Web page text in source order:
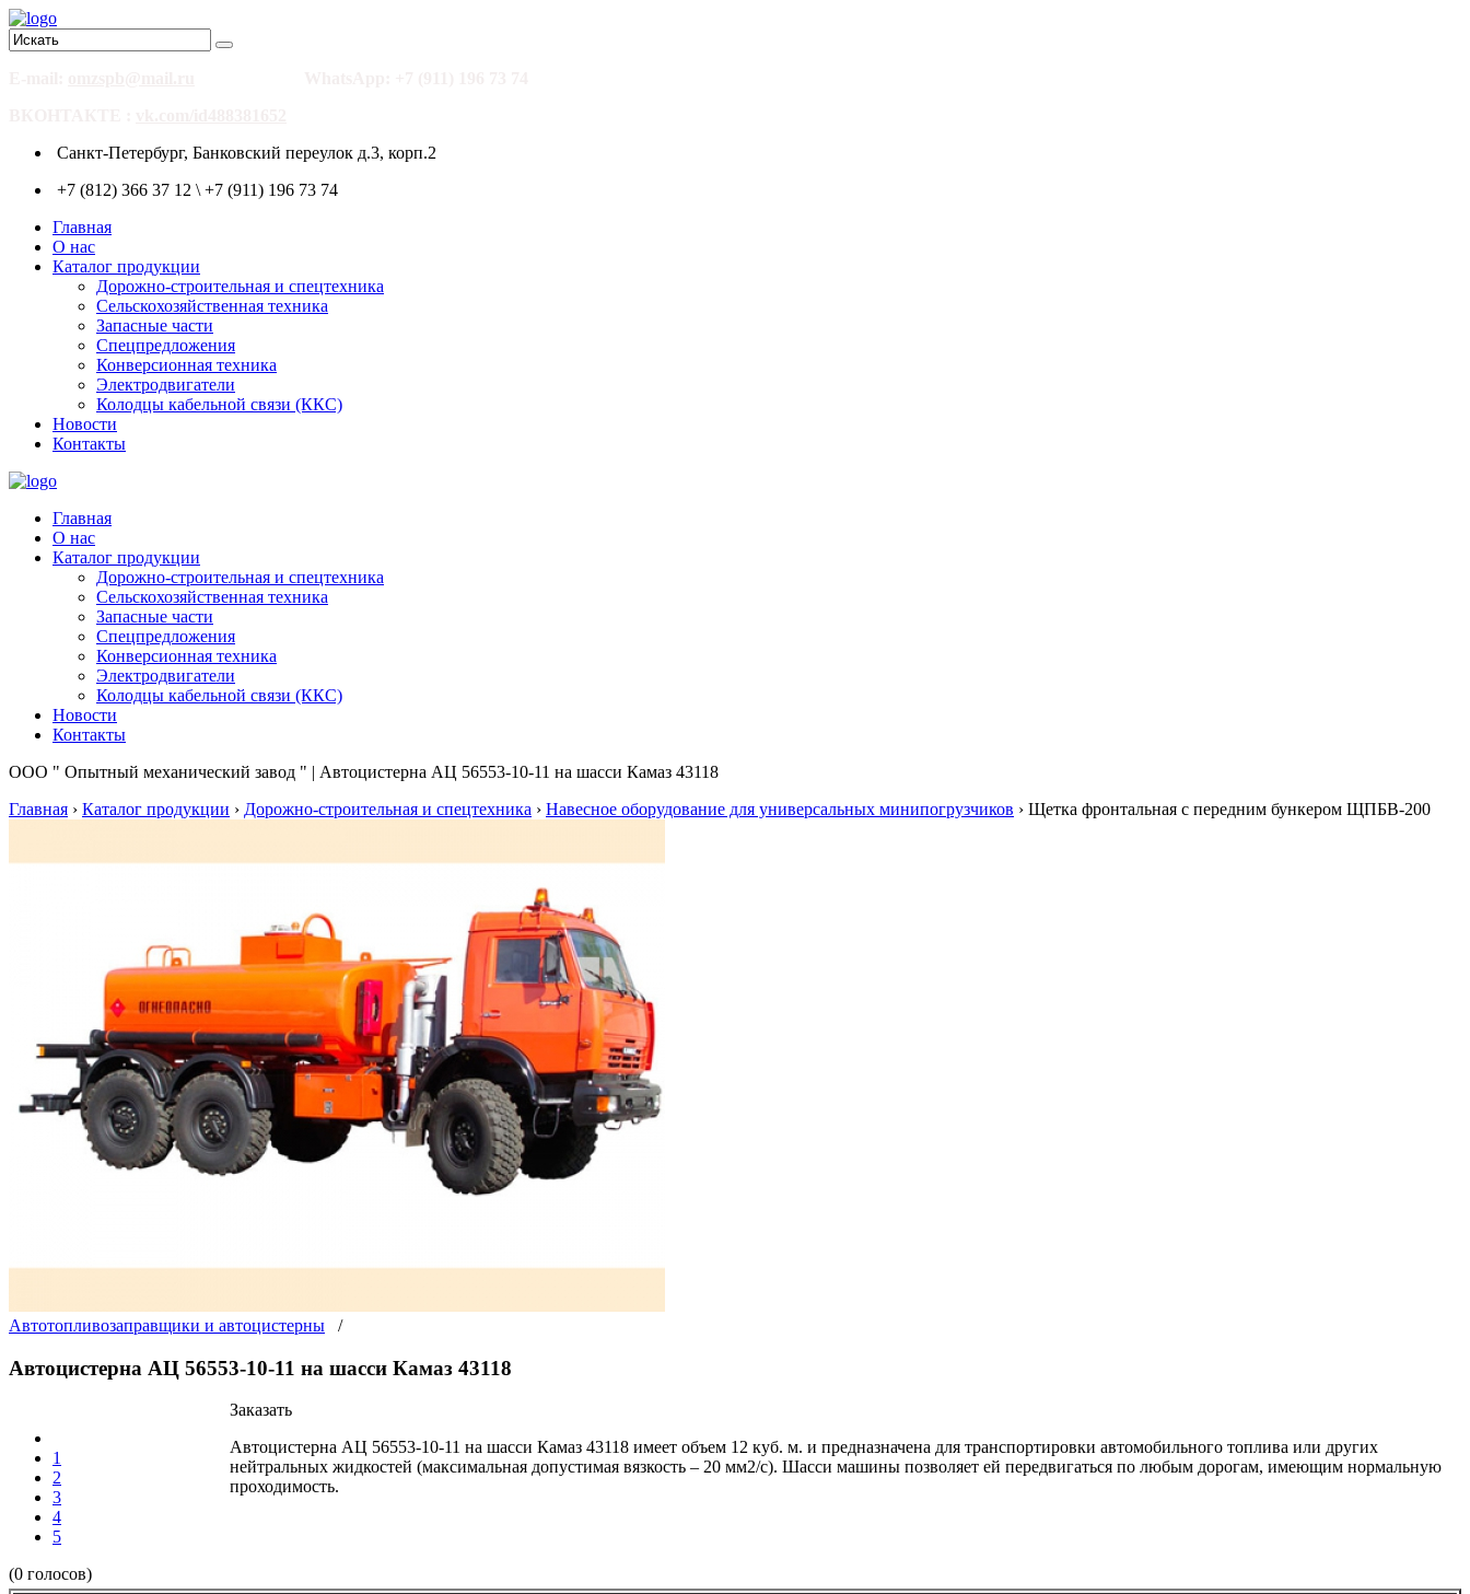
Санкт-Петербург, Банковский переулок д.3, корп.2
+7 (812) 366 37 12 \ +7 (911) 196 73 74
Главная
О нас
Каталог продукции
Дорожно-строительная и спецтехника
Сельскохозяйственная техника
Запасные части
Спецпредложения
Конверсионная техника
Электродвигатели
Колодцы кабельной связи (ККС)
Новости
Контакты
Главная
О нас
Каталог продукции
Дорожно-строительная и спецтехника
Сельскохозяйственная техника
Запасные части
Спецпредложения
Конверсионная техника
Электродвигатели
Колодцы кабельной связи (ККС)
Новости
Контакты
ООО " Опытный механический завод " | Автоцистерна АЦ 56553-10-11 на шасси Камаз 43118
Главная › Каталог продукции › Дорожно-строительная и спецтехника › Навесное оборудование для универсальных минипогрузчиков › Щетка фронтальная с передним бункером ЩПБВ-200
Автотопливозаправщики и автоцистерны /
Автоцистерна АЦ 56553-10-11 на шасси Камаз 43118
1
2
3
4
5
(0 голосов)
Заказать
Автоцистерна АЦ 56553-10-11 на шасси Камаз 43118 имеет объем 12 куб. м. и предназначена для транспортировки автомобильного топлива или других
нейтральных жидкостей (максимальная допустимая вязкость – 20 мм2/с). Шасси машины позволяет ей передвигаться по любым дорогам, имеющим нормальную
проходимость.